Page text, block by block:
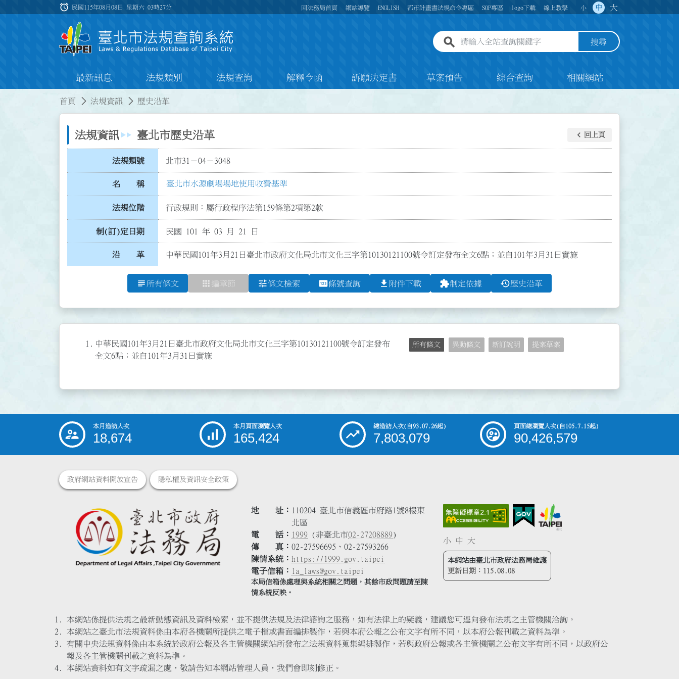
:::
alarm 民國115年08月08日 星期六03時27分 回法務局首頁 網站導覽 ENGLISH 都市計畫書法規命令專區 SOP專區 logo下載 線上教學 小 中 大
全站查詢關鍵字欄位 搜尋
最新訊息 法規類別 法規查詢 解釋令函 訴願決定書 草案預告 綜合查詢 相關網站
首頁 法規資訊 歷史沿革
法規資訊 臺北市歷史沿革 keyboard_arrow_left 回上頁
法規類號 北市31－04－3048
名 稱 臺北市水源劇場場地使用收費基準
法規位階 行政規則：屬行政程序法第159條第2項第2款
制(訂)定日期 民國 101 年 03 月 21 日
沿 革 中華民國101年3月21日臺北市政府文化局北市文化三字第10130121100號令訂定發布全文6點；並自101年3月31日實施
subject 所有條文 apps 編章節 tune條文檢索 pin條號查詢 file_download 附件下載 extension制定依據 history歷史沿革
1.
中華民國101年3月21日臺北市政府文化局北市文化三字第10130121100號令訂定發布
全文6點；並自101年3月31日實施
所有條文 異動條文 新訂說明 提案草案
::: 本月造訪人次
18,674
本月頁面瀏覽人次
165,424
總造訪人次(自93.07.26起)
7,803,079
頁面總瀏覽人次(自105.7.15起)
90,426,579
政府網站資料開放宣告 隱私權及資訊安全政策
地 址
110204 臺北市信義區市府路1號8樓東
北區
電 話
1999 (非臺北市02-27208889)
傳 真
02-27596695、02-27593266
陳情系統
https://1999.gov.taipei
電子信箱
la_laws@gov.taipei
本局信箱係處理與系統相關之問題，其餘市政問題請至陳
情系統反映。
小 中 大
本網站由臺北市政府法務局維護
更新日期： 115.08.08
本網站係提供法規之最新動態資訊及資料檢索，並不提供法規及法律諮詢之服務，如有法律上的疑義，建議您可逕向發布法規之主管機關洽詢。
本網站之臺北市法規資料係由本府各機關所提供之電子檔或書面編排製作，若與本府公報之公布文字有所不同，以本府公報刊載之資料為準。
有關中央法規資料係由本系統於政府公報及各主管機關網站所發布之法規資料蒐集編排製作，若與政府公報或各主管機關之公布文字有所不同，以政府公
報及各主管機關刊載之資料為準。
本網站資料如有文字疏漏之處，敬請告知本網站管理人員，我們會即刻修正。